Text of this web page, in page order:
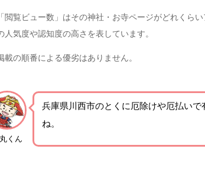
閲覧ビュー数」はその神社・お寺ページがどれくら
人気度や認知度の高さを表しています。
載の順番による優劣はありません。
くん
兵庫県川西市のとくに厄除けや厄払いで
ね。